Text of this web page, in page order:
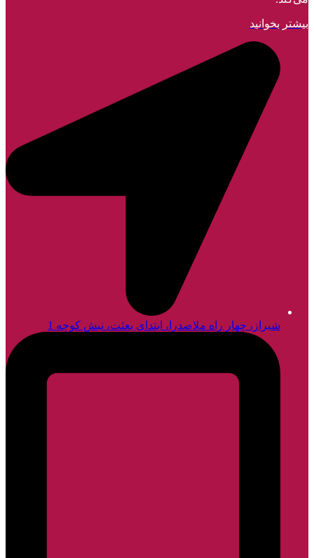
بیشتر بخوانید
شیراز، چهار راه ملاصدرا، ابتدای بعثت، نبش کوچه 1